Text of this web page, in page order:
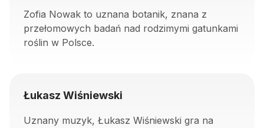
Zofia Nowak to uznana botanik, znana z
przełomowych badań nad rodzimymi gatunkami
roślin w Polsce.
Łukasz Wiśniewski
Uznany muzyk, Łukasz Wiśniewski gra na